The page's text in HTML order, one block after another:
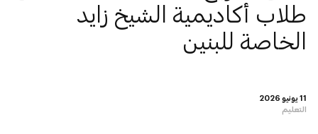
11 يونيو 2026
التعليم
طلاب أكاديمية الشيخ زايد
الخاصة للبنين